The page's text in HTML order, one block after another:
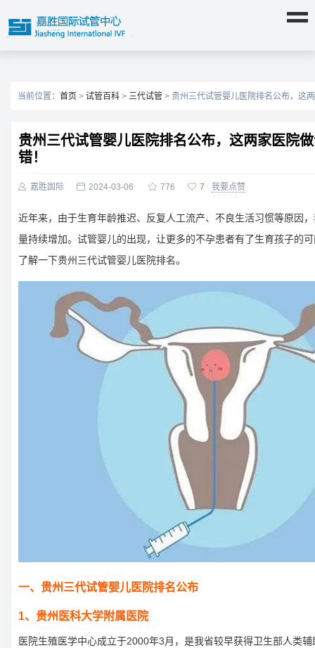
当前位置： 首页 > 试管百科 > 三代试管 > 贵州三代试管婴儿医院排名公布，这
贵州三代试管婴儿医院排名公布，这两家医院
错！
 嘉胜国际  2024-03-06  776  7 我要点赞
近年来，由于生育年龄推迟、反复人工流产、不良生活习惯等原因
量持续增加。试管婴儿的出现，让更多的不孕患者有了生育孩子的
了解一下贵州三代试管婴儿医院排名。
一、贵州三代试管婴儿医院排名公布
1、贵州医科大学附属医院
医院生殖医学中心成立于2000年3月，是我省较早获得卫生部人类